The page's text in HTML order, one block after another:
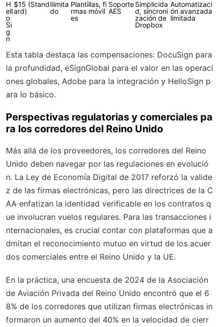
H
ell
o
Si
g
n
$15 (Stand
ard)
Ilimita
do
Plantillas, fi
rmas móvil
es
Soporte
AES
Simplicida
d, sincroni
zación de
Dropbox
Automatizaci
ón avanzada
limitada
Esta tabla destaca las compensaciones: DocuSign para
la profundidad, eSignGlobal para el valor en las operaci
ones globales, Adobe para la integración y HelloSign p
ara lo básico.
Perspectivas regulatorias y comerciales pa
ra los corredores del Reino Unido
Más allá de los proveedores, los corredores del Reino
Unido deben navegar por las regulaciones en evolució
n. La Ley de Economía Digital de 2017 reforzó la valide
z de las firmas electrónicas, pero las directrices de la C
AA enfatizan la identidad verificable en los contratos q
ue involucran vuelos regulares. Para las transacciones i
nternacionales, es crucial contar con plataformas que a
dmitan el reconocimiento mutuo en virtud de los acuer
dos comerciales entre el Reino Unido y la UE.
En la práctica, una encuesta de 2024 de la Asociación
de Aviación Privada del Reino Unido encontró que el 6
8% de los corredores que utilizan firmas electrónicas in
formaron un aumento del 40% en la velocidad de cierr